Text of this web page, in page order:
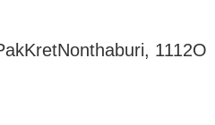
1112O